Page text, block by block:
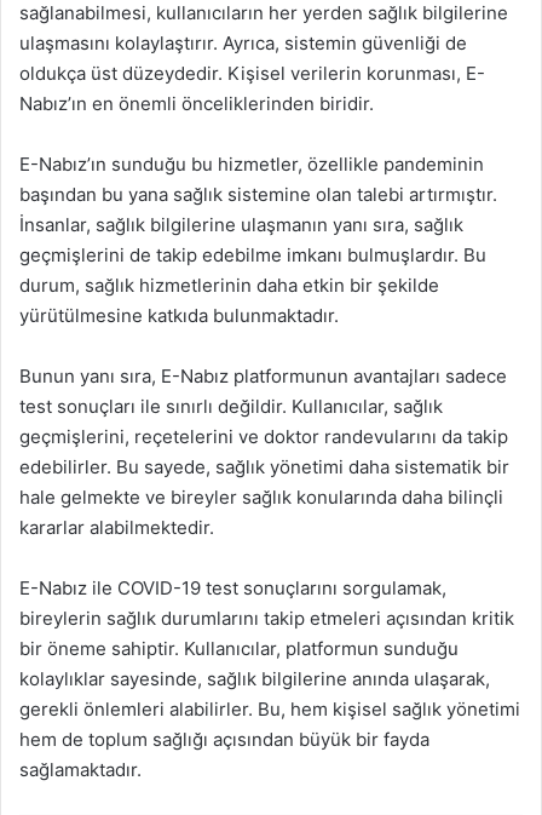
sağlanabilmesi, kullanıcıların her yerden sağlık bilgilerine
ulaşmasını kolaylaştırır. Ayrıca, sistemin güvenliği de
oldukça üst düzeydedir. Kişisel verilerin korunması, E-
Nabız’ın en önemli önceliklerinden biridir.
E-Nabız’ın sunduğu bu hizmetler, özellikle pandeminin
başından bu yana sağlık sistemine olan talebi artırmıştır.
İnsanlar, sağlık bilgilerine ulaşmanın yanı sıra, sağlık
geçmişlerini de takip edebilme imkanı bulmuşlardır. Bu
durum, sağlık hizmetlerinin daha etkin bir şekilde
yürütülmesine katkıda bulunmaktadır.
Bunun yanı sıra, E-Nabız platformunun avantajları sadece
test sonuçları ile sınırlı değildir. Kullanıcılar, sağlık
geçmişlerini, reçetelerini ve doktor randevularını da takip
edebilirler. Bu sayede, sağlık yönetimi daha sistematik bir
hale gelmekte ve bireyler sağlık konularında daha bilinçli
kararlar alabilmektedir.
E-Nabız ile COVID-19 test sonuçlarını sorgulamak,
bireylerin sağlık durumlarını takip etmeleri açısından kritik
bir öneme sahiptir. Kullanıcılar, platformun sunduğu
kolaylıklar sayesinde, sağlık bilgilerine anında ulaşarak,
gerekli önlemleri alabilirler. Bu, hem kişisel sağlık yönetimi
hem de toplum sağlığı açısından büyük bir fayda
sağlamaktadır.